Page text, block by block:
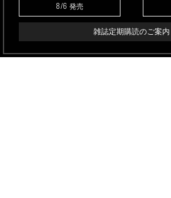
8/6 発売
雑誌定期購読のご案内